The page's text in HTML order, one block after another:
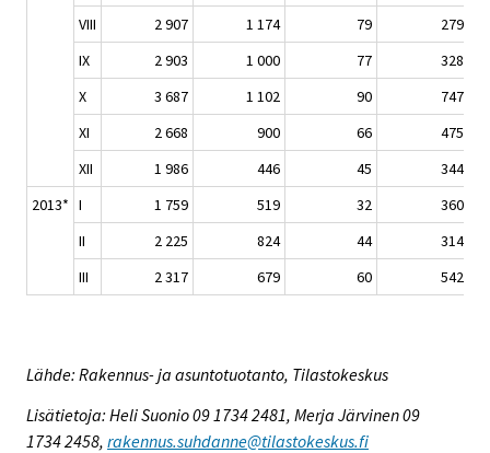
VIII
2 907 1 174 79
279
IX
2 903 1 000 77
328
X
3 687 1 102 90
747
XI
2 668 900 66
475
XII
1 986 446 45
344
2013* I 1 759 519 32
360
II
2 225 824 44
314
III
2 317 679 60 542
Lähde: Rakennus- ja asuntotuotanto, Tilastokeskus
Lisätietoja: Heli Suonio 09 1734 2481, Merja Järvinen 09
1734 2458, rakennus.suhdanne@tilastokeskus.fi